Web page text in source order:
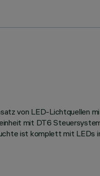
von LED-Lichtquellen
mit DT6
ist komplett mit